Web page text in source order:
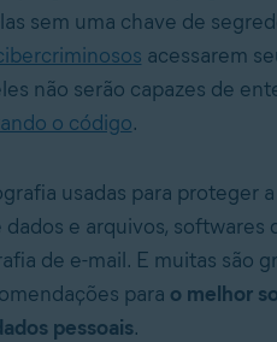
sem uma chave de
acessarem
não serão capazes de
o código.
usadas para proteger
e arquivos, softwares
de e-mail. E muitas são
para o melhor
pessoais.